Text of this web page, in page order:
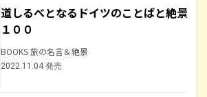
道しるべとなるドイツのことばと絶景
１００
BOOKS 旅の名言＆絶景
2022.11.04 発売